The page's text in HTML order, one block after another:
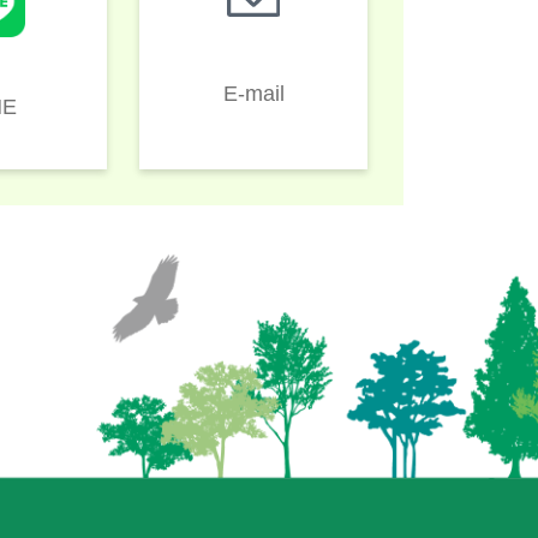
E-mail